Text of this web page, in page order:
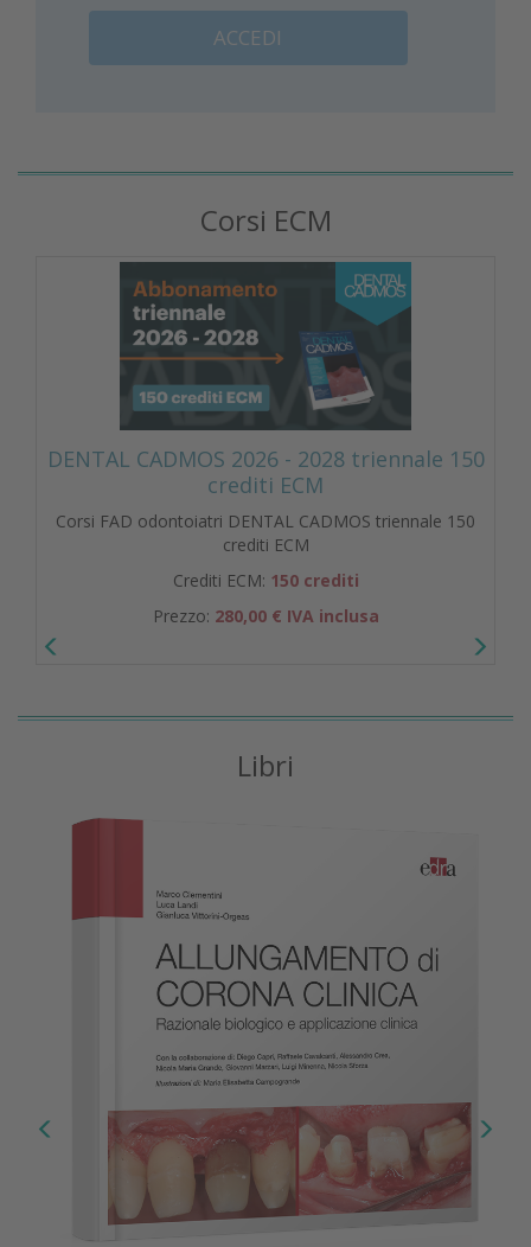
ACCEDI
Corsi ECM
DENTAL CADMOS 2026 - 2028 triennale 150
crediti ECM
Corsi FAD odontoiatri DENTAL CADMOS triennale 150
crediti ECM
Crediti ECM: 150 crediti
Prezzo: 280,00 € IVA inclusa
Libri